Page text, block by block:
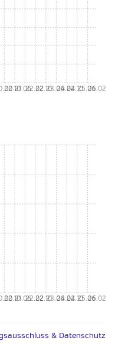
20.1021.0622.0222.1023.0624.0224.1025.0626.02
20.1021.0622.0222.1023.0624.0224.1025.0626.02
& Datenschutz